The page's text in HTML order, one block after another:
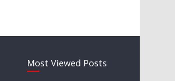
Most Viewed Posts